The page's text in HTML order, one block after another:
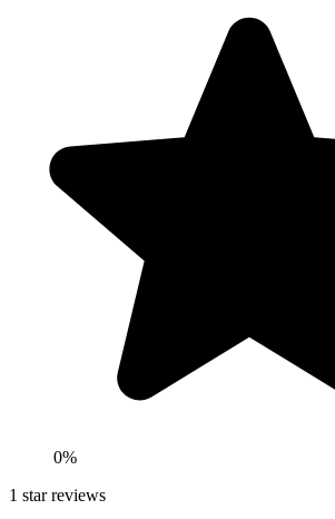
0%
1 star reviews